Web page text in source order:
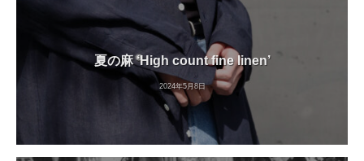
夏の麻 ‘High count fine linen’
2024年5月8日